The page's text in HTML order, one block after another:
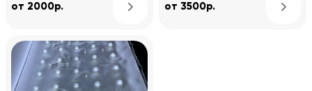
от 2000р. Узнать подробнее
от 3500р.